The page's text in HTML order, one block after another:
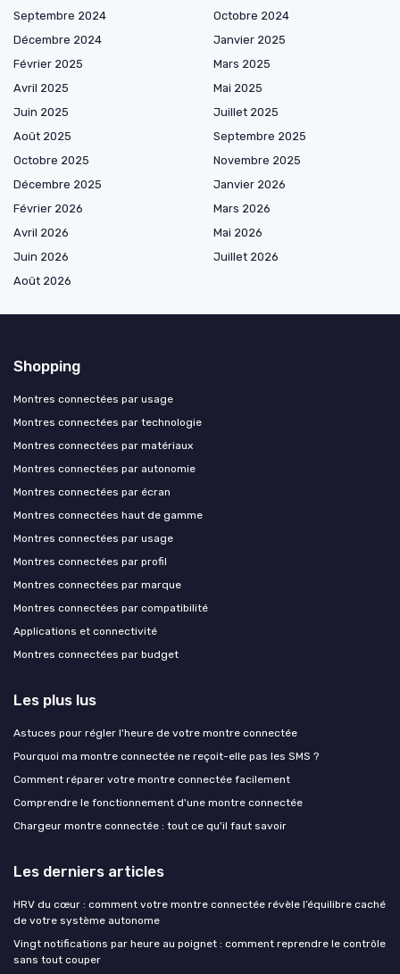
Septembre 2024
Octobre 2024
Décembre 2024
Janvier 2025
Février 2025
Mars 2025
Avril 2025
Mai 2025
Juin 2025
Juillet 2025
Août 2025
Septembre 2025
Octobre 2025
Novembre 2025
Décembre 2025
Janvier 2026
Février 2026
Mars 2026
Avril 2026
Mai 2026
Juin 2026
Juillet 2026
Août 2026
Shopping
Montres connectées par usage
Montres connectées par technologie
Montres connectées par matériaux
Montres connectées par autonomie
Montres connectées par écran
Montres connectées haut de gamme
Montres connectées par usage
Montres connectées par profil
Montres connectées par marque
Montres connectées par compatibilité
Applications et connectivité
Montres connectées par budget
Les plus lus
Astuces pour régler l'heure de votre montre connectée
Pourquoi ma montre connectée ne reçoit-elle pas les SMS ?
Comment réparer votre montre connectée facilement
Comprendre le fonctionnement d'une montre connectée
Chargeur montre connectée : tout ce qu'il faut savoir
Les derniers articles
HRV du cœur : comment votre montre connectée révèle l’équilibre caché
de votre système autonome
Vingt notifications par heure au poignet : comment reprendre le contrôle
sans tout couper